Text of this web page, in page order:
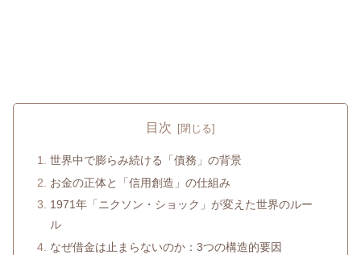
目次
世界中で膨らみ続ける「債務」の背景
お金の正体と「信用創造」の仕組み
1971年「ニクソン・ショック」が変えた世界のルー
ル
なぜ借金は止まらないのか：3つの構造的要因